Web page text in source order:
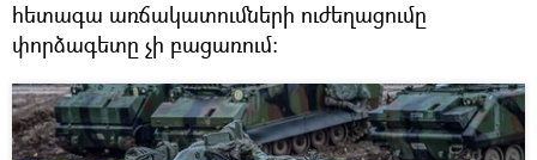
հետագա առճակատումների ուժեղացումը
փորձագետը չի բացառում։